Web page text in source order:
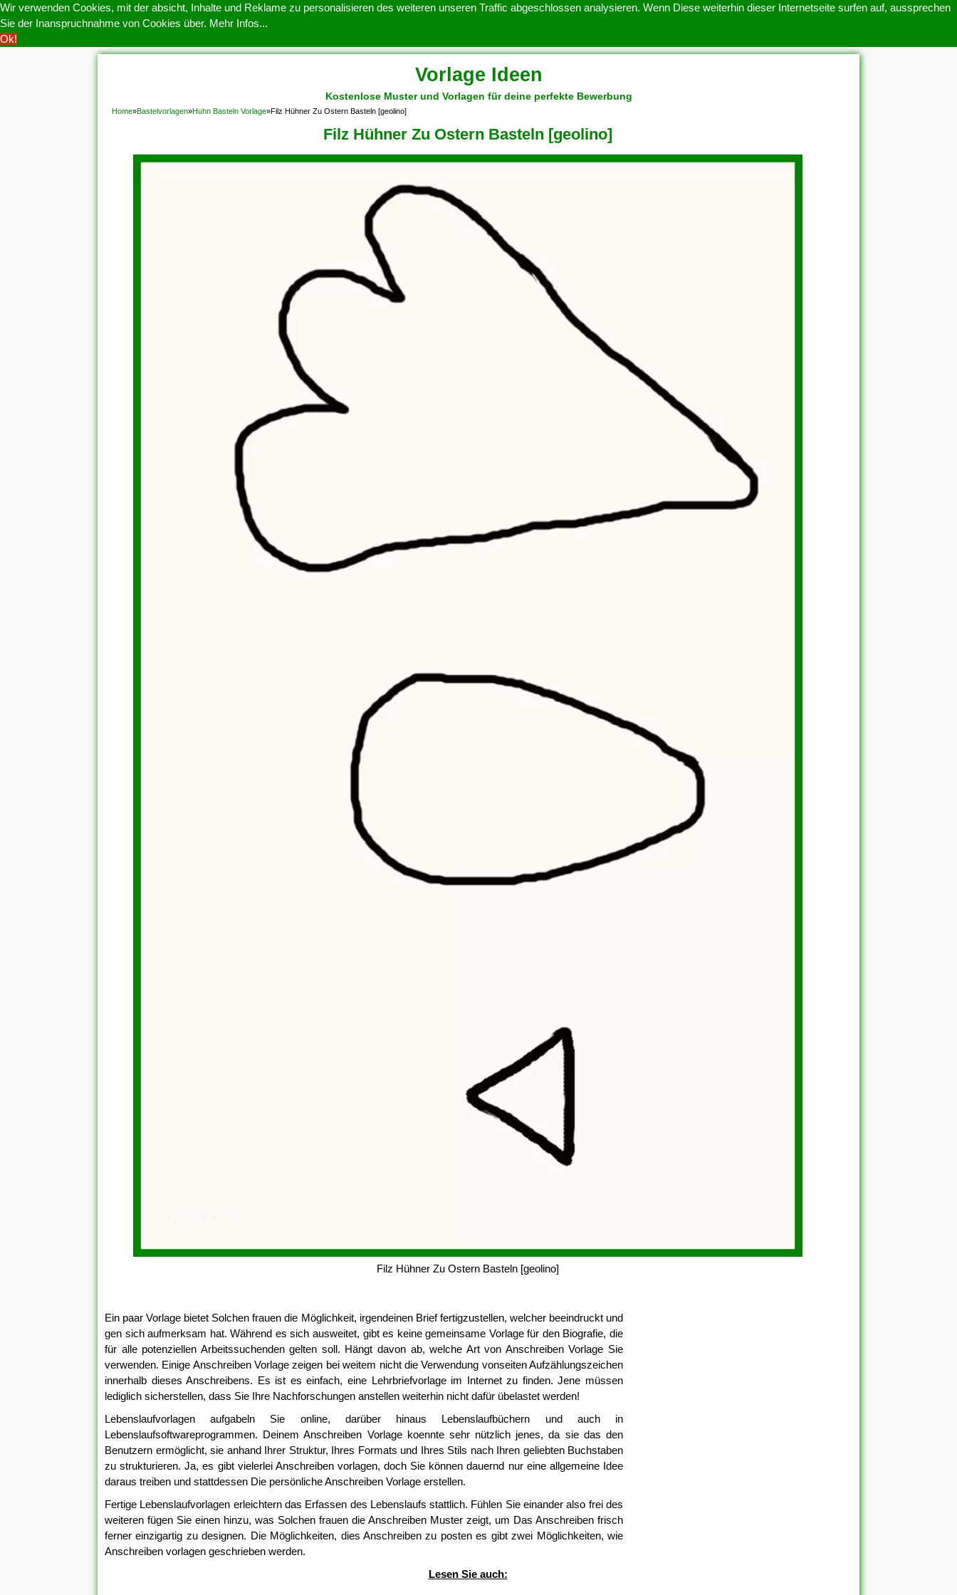
Wir verwenden Cookies, mit der absicht, Inhalte und Reklame zu personalisieren des weiteren unseren Traffic abgeschlossen analysieren. Wenn Diese weiterhin dieser Internetseite surfen auf, aussprechen
Sie der Inanspruchnahme von Cookies über. Mehr Infos...
Ok!
Vorlage Ideen
DATENSCHUTZERKLARUNG KONTAKT NUTZUNGSBEDINGUNGEN
Kostenlose Muster und Vorlagen für deine perfekte Bewerbung
Home»Bastelvorlagen»Huhn Basteln Vorlage»Filz Hühner Zu Ostern Basteln [geolino]
Filz Hühner Zu Ostern Basteln [geolino]
Filz Hühner Zu Ostern Basteln [geolino]
Ein paar Vorlage bietet Solchen frauen die Möglichkeit, irgendeinen Brief fertigzustellen, welcher beeindruckt und
gen sich aufmerksam hat. Während es sich ausweitet, gibt es keine gemeinsame Vorlage für den Biografie, die
für alle potenziellen Arbeitssuchenden gelten soll. Hängt davon ab, welche Art von Anschreiben Vorlage Sie
verwenden. Einige Anschreiben Vorlage zeigen bei weitem nicht die Verwendung vonseiten Aufzählungszeichen
innerhalb dieses Anschreibens. Es ist es einfach, eine Lehrbriefvorlage im Internet zu finden. Jene müssen
lediglich sicherstellen, dass Sie Ihre Nachforschungen anstellen weiterhin nicht dafür übelastet werden!
Lebenslaufvorlagen aufgabeln Sie online, darüber hinaus Lebenslaufbüchern und auch in
Lebenslaufsoftwareprogrammen. Deinem Anschreiben Vorlage koennte sehr nützlich jenes, da sie das den
Benutzern ermöglicht, sie anhand Ihrer Struktur, Ihres Formats und Ihres Stils nach Ihren geliebten Buchstaben
zu strukturieren. Ja, es gibt vielerlei Anschreiben vorlagen, doch Sie können dauernd nur eine allgemeine Idee
daraus treiben und stattdessen Die persönliche Anschreiben Vorlage erstellen.
Fertige Lebenslaufvorlagen erleichtern das Erfassen des Lebenslaufs stattlich. Fühlen Sie einander also frei des
weiteren fügen Sie einen hinzu, was Solchen frauen die Anschreiben Muster zeigt, um Das Anschreiben frisch
ferner einzigartig zu designen. Die Möglichkeiten, dies Anschreiben zu posten es gibt zwei Möglichkeiten, wie
Anschreiben vorlagen geschrieben werden.
Lesen Sie auch: